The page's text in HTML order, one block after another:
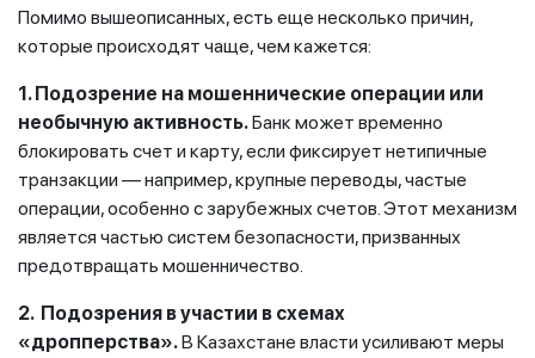
Помимо вышеописанных, есть еще несколько причин,
которые происходят чаще, чем кажется:
1. Подозрение на мошеннические операции или
необычную активность.Банк может временно
блокировать счет и карту, если фиксирует нетипичные
транзакции — например, крупные переводы, частые
операции, особенно с зарубежных счетов. Этот механизм
является частью систем безопасности, призванных
предотвращать мошенничество.
2. Подозрения в участии в схемах
«дропперства».В Казахстане власти усиливают меры